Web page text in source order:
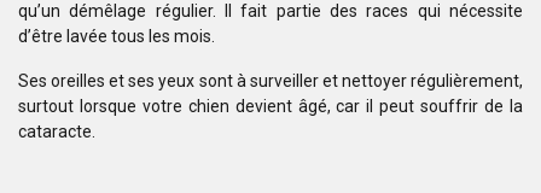
qu’un démêlage régulier. Il fait partie des races qui nécessite
d’être lavée tous les mois.
Ses oreilles et ses yeux sont à surveiller et nettoyer régulièrement,
surtout lorsque votre chien devient âgé, car il peut souffrir de la
cataracte.